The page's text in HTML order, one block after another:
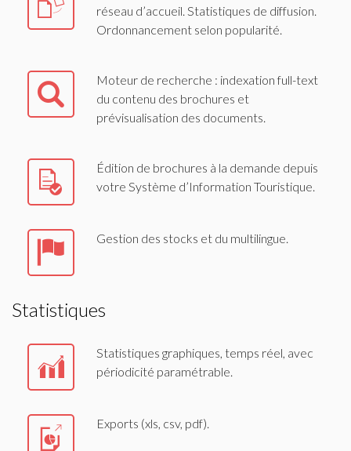
réseau d’accueil. Statistiques de diffusion.
Ordonnancement selon popularité.
Moteur de recherche : indexation full-text
du contenu des brochures et
prévisualisation des documents.
Édition de brochures à la demande depuis
votre Système d’Information Touristique.
Gestion des stocks et du multilingue.
Statistiques
Statistiques graphiques, temps réel, avec
périodicité paramétrable.
Exports (xls, csv, pdf).